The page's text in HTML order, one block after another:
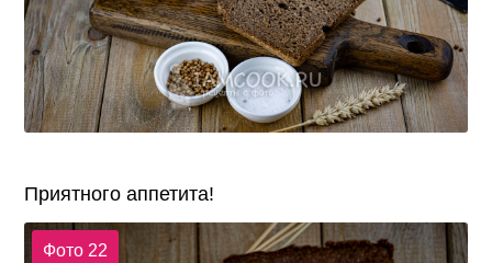
Приятного аппетита!
Фото 22